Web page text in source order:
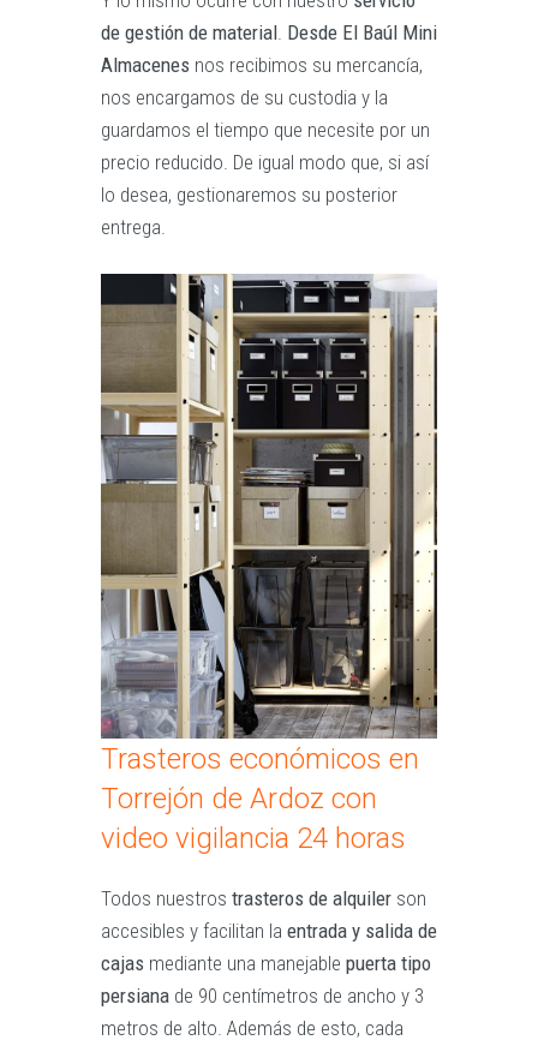
de gestión de material. Desde El Baúl Mini
Almacenes nos recibimos su mercancía,
nos encargamos de su custodia y la
guardamos el tiempo que necesite por un
precio reducido. De igual modo que, si así
lo desea, gestionaremos su posterior
entrega.
Trasteros económicos en
Torrejón de Ardoz con
video vigilancia 24 horas
Todos nuestros trasteros de alquiler son
accesibles y facilitan la entrada y salida de
cajas mediante una manejable puerta tipo
persiana de 90 centímetros de ancho y 3
metros de alto. Además de esto, cada